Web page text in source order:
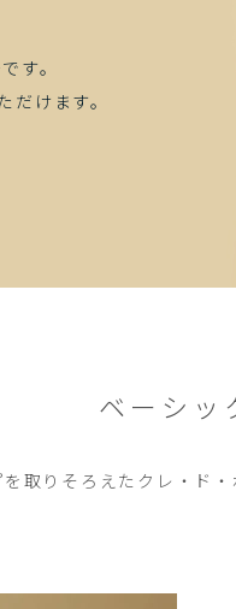
す。
けます。
ベーシッ
取りそろえたクレ・ド